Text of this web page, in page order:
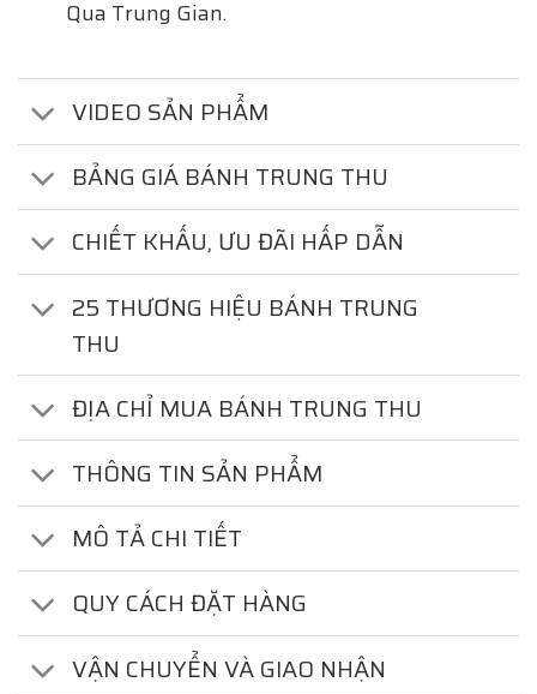
Qua Trung Gian.
VIDEO SẢN PHẨM
BẢNG GIÁ BÁNH TRUNG THU
CHIẾT KHẤU, ƯU ĐÃI HẤP DẪN
25 THƯƠNG HIỆU BÁNH TRUNG
THU
ĐỊA CHỈ MUA BÁNH TRUNG THU
THÔNG TIN SẢN PHẨM
MÔ TẢ CHI TIẾT
QUY CÁCH ĐẶT HÀNG
VẬN CHUYỂN VÀ GIAO NHẬN